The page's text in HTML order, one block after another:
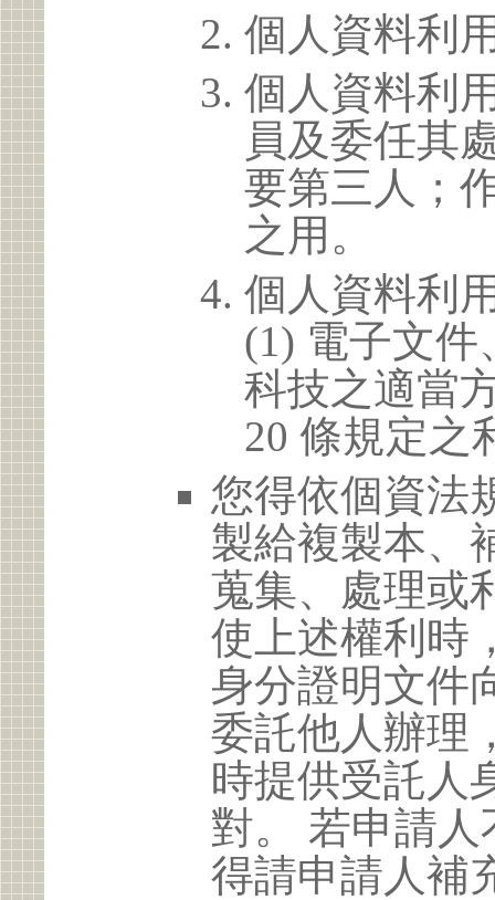
個人資料利
個人資料利
員及委任其
要第三人；
之用。
個人資料利
(1) 電子文
科技之適當
20 條規定之
您得依個資法
製給複製本、
蒐集、處理或
使上述權利時
身分證明文件
委託他人辦理
時提供受託人
對。 若申請
得請申請人補